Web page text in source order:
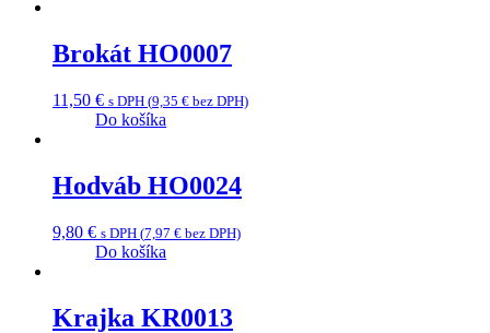
Brokát HO0007
11,50 € s DPH (9,35 € bez DPH)
Do košíka
Hodváb HO0024
9,80 € s DPH (7,97 € bez DPH)
Do košíka
Krajka KR0013